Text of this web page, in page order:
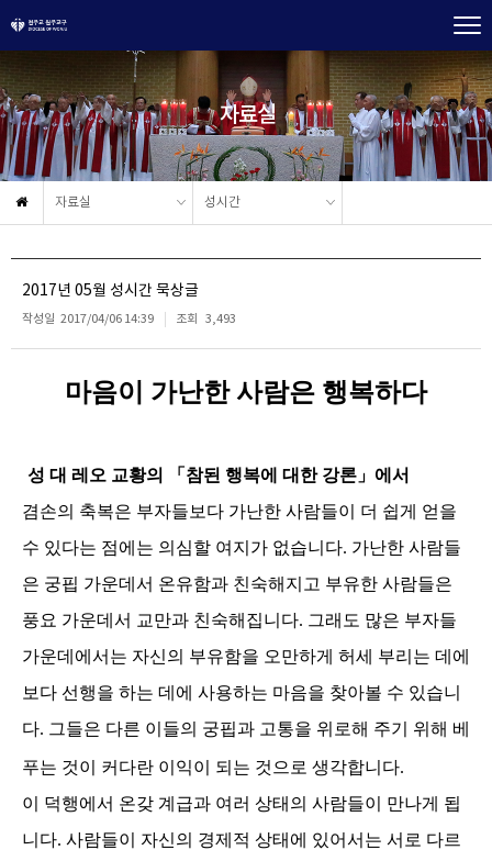
자료실
자료실 성시간
2017년 05월 성시간 묵상글
작성일 2017/04/06 14:39 조회 3,493
마음이 가난한 사람은 행복하다
성 대 레오 교황의 「 참된 행복에 대한 강론 」 에서
겸손의 축복은 부자들보다 가난한 사람들이 더 쉽게 얻을
수 있다는 점에는 의심할 여지가 없습니다. 가난한 사람들
은 궁핍 가운데서 온유함과 친숙해지고 부유한 사람들은
풍요 가운데서 교만과 친숙해집니다. 그래도 많은 부자들
가운데에서는 자신의 부유함을 오만하게 허세 부리는 데에
보다 선행을 하는 데에 사용하는 마음을 찾아볼 수 있습니
다. 그들은 다른 이들의 궁핍과 고통을 위로해 주기 위해 베
푸는 것이 커다란 이익이 되는 것으로 생각합니다.
이 덕행에서 온갖 계급과 여러 상태의 사람들이 만나게 됩
니다. 사람들이 자신의 경제적 상태에 있어서는 서로 다르